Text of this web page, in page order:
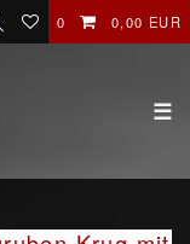
0 0,00 EUR
☰